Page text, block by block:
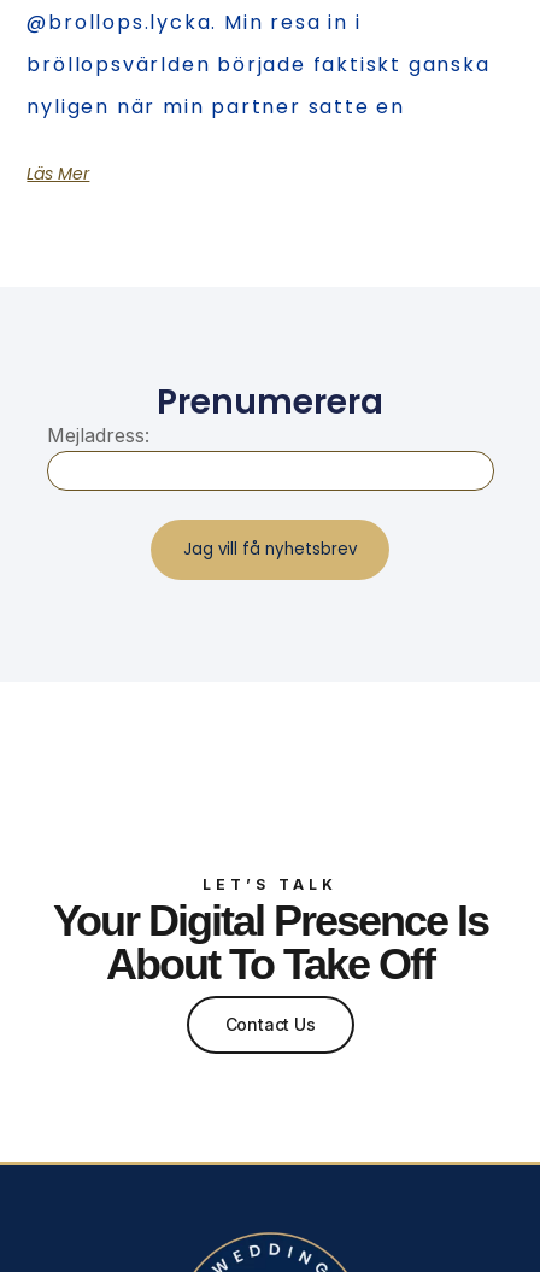
@brollops.lycka. Min resa in i
bröllopsvärlden började faktiskt ganska
nyligen när min partner satte en
Läs Mer
Prenumerera
Mejladress:
LET’S TALK
Your Digital Presence Is
About To Take Off
Contact Us